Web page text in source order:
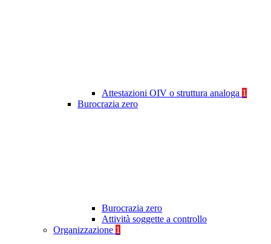
Attestazioni OIV o struttura analoga 1
Burocrazia zero
Burocrazia zero
Attività soggette a controllo
Organizzazione 1